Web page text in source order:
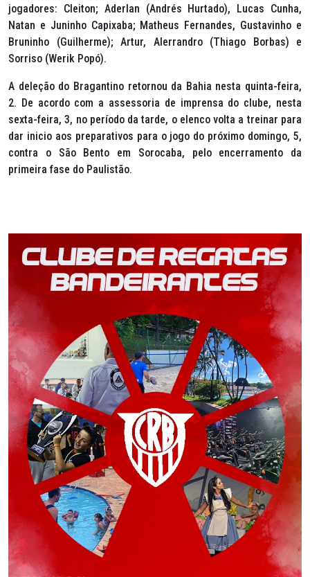
jogadores: Cleiton; Aderlan (Andrés Hurtado), Lucas Cunha,
Natan e Juninho Capixaba; Matheus Fernandes, Gustavinho e
Bruninho (Guilherme); Artur, Alerrandro (Thiago Borbas) e
Sorriso (Werik Popó).
A deleção do Bragantino retornou da Bahia nesta quinta-feira,
2. De acordo com a assessoria de imprensa do clube, nesta
sexta-feira, 3, no período da tarde, o elenco volta a treinar para
dar inicio aos preparativos para o jogo do próximo domingo, 5,
contra o São Bento em Sorocaba, pelo encerramento da
primeira fase do Paulistão.